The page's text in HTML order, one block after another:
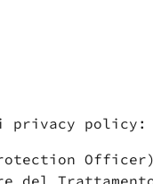
privacy policy:
del